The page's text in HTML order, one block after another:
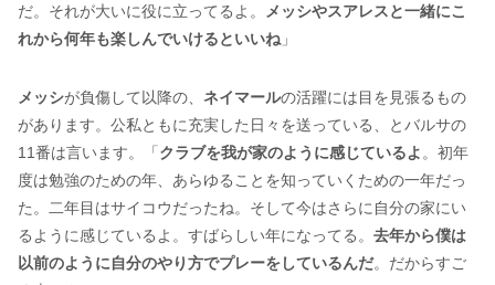
だ。それが大いに役に立ってるよ。
メッシやスアレスと一緒にこ
れから何年も楽しんでいけるといいね 」
メッシが負傷して以降の、 ネイマールの活躍には目を見張るもの
があります。公私ともに充実した日々を送っている、とバルサの
11番は言います。「 クラブを我が家のように感じているよ 。初年
度は勉強のための年、あらゆることを知っていくための一年だっ
た。二年目はサイコウだったね。そして今はさらに自分の家にい
るように感じているよ。すばらしい年になってる。 去年から僕は
以前のように自分のやり方でプレーをしているんだ。だからすご